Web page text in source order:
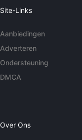
Site-Links
Aanbiedingen
Adverteren
Ondersteuning
DMCA
Over Ons